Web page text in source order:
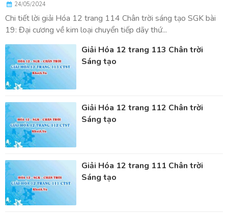
24/05/2024
Chi tiết lời giải Hóa 12 trang 114 Chân trời sáng tạo SGK bài
19: Đại cương về kim loại chuyển tiếp dãy thứ...
Giải Hóa 12 trang 113 Chân trời
Sáng tạo
Giải Hóa 12 trang 112 Chân trời
Sáng tạo
Giải Hóa 12 trang 111 Chân trời
Sáng tạo